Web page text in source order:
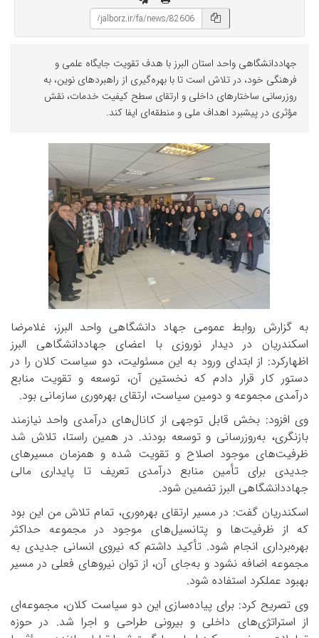
جهاددانشگاهی واحد استان البرز با هدف تقویت جایگاه علمی و
فرهنگی خود، در تلاش است تا با بهره‌گیری از راهبردهای نوین، به
روزرسانی ساختارهای داخلی و ارتقای سطح کیفیت خدمات، نقش
مؤثری در پیشبرد اهداف ملی و منطقه‌ای ایفا کند.
به گزارش روابط عمومی جهاد دانشگاهی واحد البرز، غلامرضا
اسکندریان در دیدار نوروزی با اعضای جهاددانشگاهی البرز
اظهارکرد: از ابتدای ورود به این مسئولیت، دو سیاست کلان را در
دستور کار قرار دادم که نخستین آن، توسعه و تقویت منابع
درآمدی مجموعه و دومین سیاست، ارتقای بهره‌وری سازمانی بود.
وی افزود: بخش قابل توجهی از کانال‌های درآمدی واحد نیازمند
بازنگری، به‌روزرسانی و توسعه بودند. در همین راستا، تلاش شد
ظرفیت‌های موجود اصلاح و تقویت شده و همزمان مسیرهای
جدیدی برای تأمین منابع درآمدی تعریف تا پایداری مالی
جهاددانشگاهی البرز تضمین شود.
اسکندریان گفت: در مسیر ارتقای بهره‌وری، تمام تلاش من این بود
که از ظرفیت‌ها و پتانسیل‌های موجود در مجموعه حداکثر
بهره‌برداری انجام شود. تأکید داشتم که نیروی انسانی جدیدی به
مجموعه اضافه نشود و به‌جای آن، از توان نیروهای فعلی در مسیر
بهبود عملکرد استفاده شود.
وی تصریح کرد: برای پیاده‌سازی این دو سیاست کلان، مجموعه‌ای
از استراتژی‌های داخلی و بیرونی طراحی و اجرا شد. در حوزه